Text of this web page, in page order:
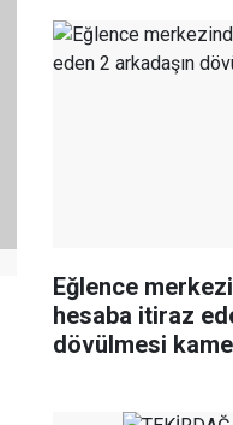
Eğlence
hesaba itiraz
dövülmesi